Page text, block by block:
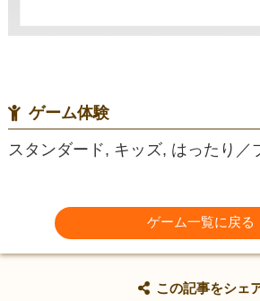
ゲーム体験
スタンダード, キッズ, はったり／
ゲーム一覧に戻る
この記事をシェ